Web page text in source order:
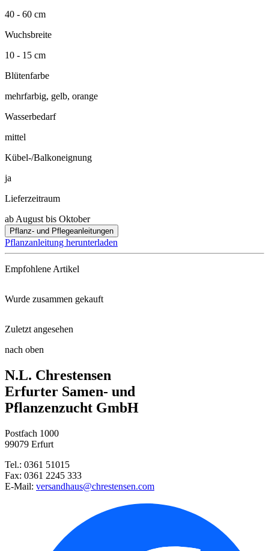
40 - 60 cm
Wuchsbreite
10 - 15 cm
Blütenfarbe
mehrfarbig, gelb, orange
Wasserbedarf
mittel
Kübel-/Balkoneignung
ja
Lieferzeitraum
ab August bis Oktober
Pflanz- und Pflegeanleitungen
Pflanzanleitung herunterladen
Empfohlene Artikel
Blumenzwiebel-Pflanzschale 23, ...
Damen- und Floristenschere
Wurde zusammen gekauft
Heidelbeere Brazelberry BerryB ...
Stechpalme Dark Green®
Gefüllte Tulpe Sunlover
Schneeglanz
Spaltkronen-Narzisse Mondragon ...
Zuletzt angesehen
Lilienblütige Tulpe Vendee Glo ...
nach oben
N.L. Chrestensen
Erfurter Samen- und
Pflanzenzucht GmbH
Postfach 1000
99079 Erfurt
Tel.: 0361 51015
Fax: 0361 2245 333
E-Mail: versandhaus@chrestensen.com